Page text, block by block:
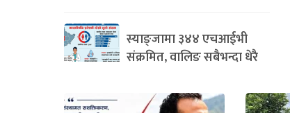
स्याङ्जामा ३४४ एचआईभी
संक्रमित, वालिङ सबैभन्दा धेरै